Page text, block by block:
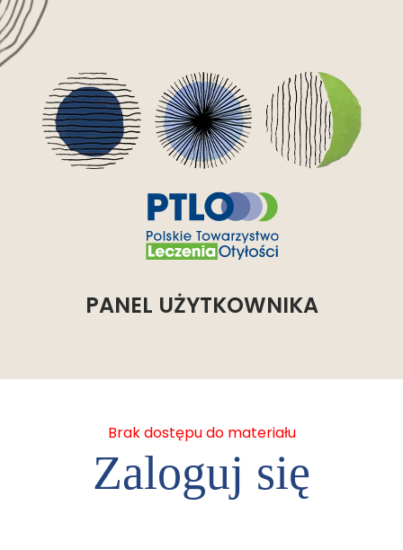
PANEL UŻYTKOWNIKA
Brak dostępu do materiału
Zaloguj się